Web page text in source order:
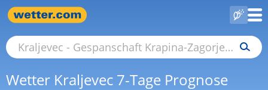
Wetter Kraljevec 7-Tage Prognose